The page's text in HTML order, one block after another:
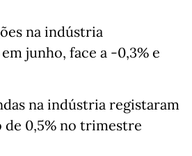
na indústria
junho, face a -0,3% e
na indústria registaram
de 0,5% no trimestre